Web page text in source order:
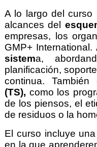
A lo largo del
alcances del
empresas, los
GMP+
sistema,
planificación,
continua.
(TS), como los
de los piensos, el
de residuos o la
El curso incluye
en la que